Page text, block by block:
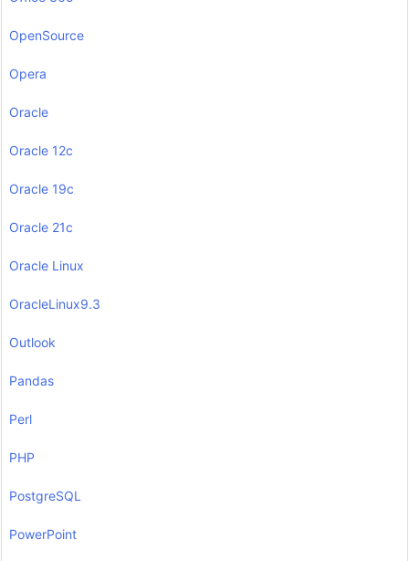
OpenSource
Opera
Oracle
Oracle 12c
Oracle 19c
Oracle 21c
Oracle Linux
OracleLinux9.3
Outlook
Pandas
Perl
PHP
PostgreSQL
PowerPoint